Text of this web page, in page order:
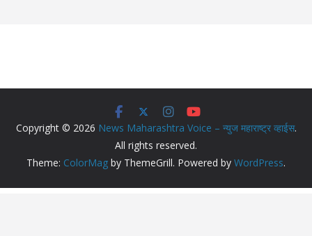
Copyright © 2026 News Maharashtra Voice – न्युज महाराष्ट्र व्हाईस.
All rights reserved.
Theme: ColorMag by ThemeGrill. Powered by WordPress.